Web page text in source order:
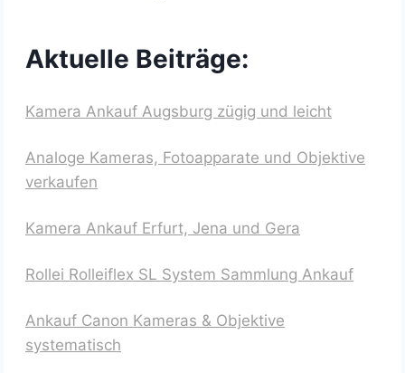
Aktuelle Beiträge:
Kamera Ankauf Augsburg zügig und leicht
Analoge Kameras, Fotoapparate und Objektive
verkaufen
Kamera Ankauf Erfurt, Jena und Gera
Rollei Rolleiflex SL System Sammlung Ankauf
Ankauf Canon Kameras & Objektive
systematisch